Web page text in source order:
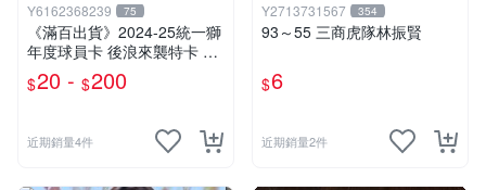
Y6162368239 75
《滿百出貨》2024-25統一獅
年度球員卡 後浪來襲特卡 吳
紹遠 高偉強 全紹凱 黃天賜0
2/50
$20 - $200
近期銷量4件
Y2713731567 354
93～55 三商虎隊林振賢
$6
近期銷量2件